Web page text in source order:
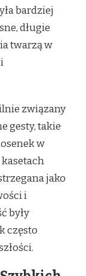
bardziej
długie
twarzą w
związany
gesty, takie
w
jako
i
były
często